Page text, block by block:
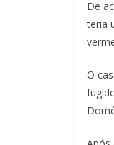
De
teria
O